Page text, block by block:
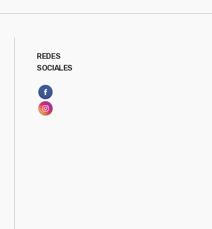
REDES
SOCIALES